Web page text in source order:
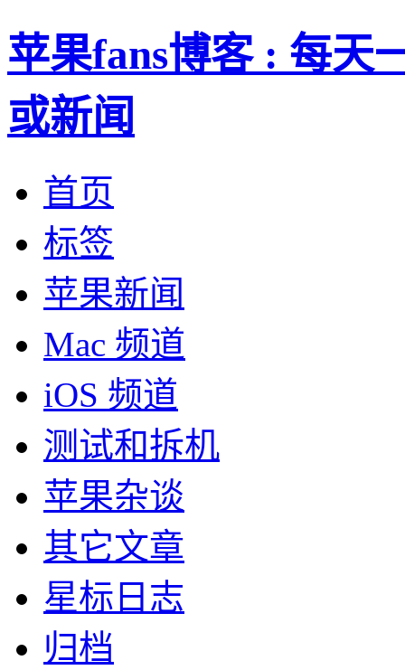
苹果fans博客 : 每天
或新闻
首页
标签
苹果新闻
Mac 频道
iOS 频道
测试和拆机
苹果杂谈
其它文章
星标日志
归档